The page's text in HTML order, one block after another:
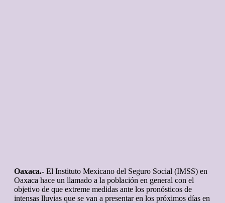
Oaxaca.- El Instituto Mexicano del Seguro Social (IMSS) en
Oaxaca hace un llamado a la población en general con el
objetivo de que extreme medidas ante los pronósticos de
intensas lluvias que se van a presentar en los próximos días en